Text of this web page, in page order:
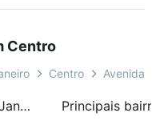
Centro
Centro Avenida
Principais bairros em Rio de Janeiro, RJ